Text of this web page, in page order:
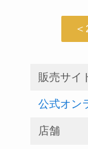
販売サイ
公式オン
店舗